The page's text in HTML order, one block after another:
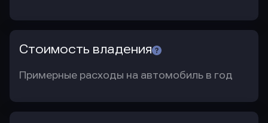
Стоимость владения
Примерные расходы на автомобиль в год